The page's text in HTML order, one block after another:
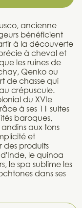
ancienne
bénéficient
à la découverte
à cheval et
les ruines de
Qenko ou
de chasse qui
crépuscule.
du XVIe
à ses 11 suites
baroques,
aux tons
et
produits
le quinoa
le spa sublime les
dans ses